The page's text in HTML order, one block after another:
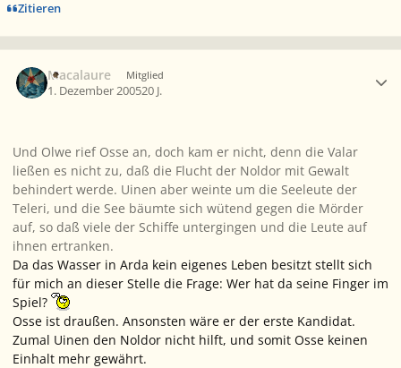
Zitieren
Macalaure Mitglied
1. Dezember 200520 J.
Und Olwe rief Osse an, doch kam er nicht, denn die Valar
ließen es nicht zu, daß die Flucht der Noldor mit Gewalt
behindert werde. Uinen aber weinte um die Seeleute der
Teleri, und die See bäumte sich wütend gegen die Mörder
auf, so daß viele der Schiffe untergingen und die Leute auf
ihnen ertranken.
Da das Wasser in Arda kein eigenes Leben besitzt stellt sich
für mich an dieser Stelle die Frage: Wer hat da seine Finger im
Spiel?
Osse ist draußen. Ansonsten wäre er der erste Kandidat.
Zumal Uinen den Noldor nicht hilft, und somit Osse keinen
Einhalt mehr gewährt.